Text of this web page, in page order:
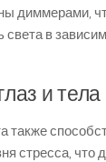
диммерами,
света в
и тела
также
стресса, что